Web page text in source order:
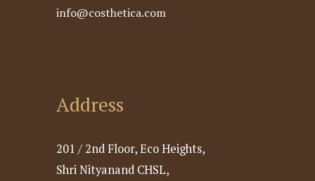
info@costhetica.com
Address
201 / 2nd Floor, Eco Heights,
Shri Nityanand CHSL,